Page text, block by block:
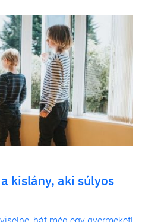
kislány, aki súlyos